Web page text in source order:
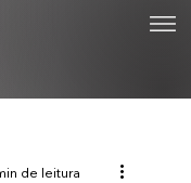
de leitura